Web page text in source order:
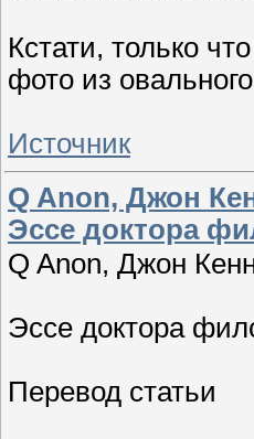
Кстати, только
фото из
Источник
Q Anon, Джон
Эссе доктора
Q Anon, Джон
Эссе доктора
Перевод статьи